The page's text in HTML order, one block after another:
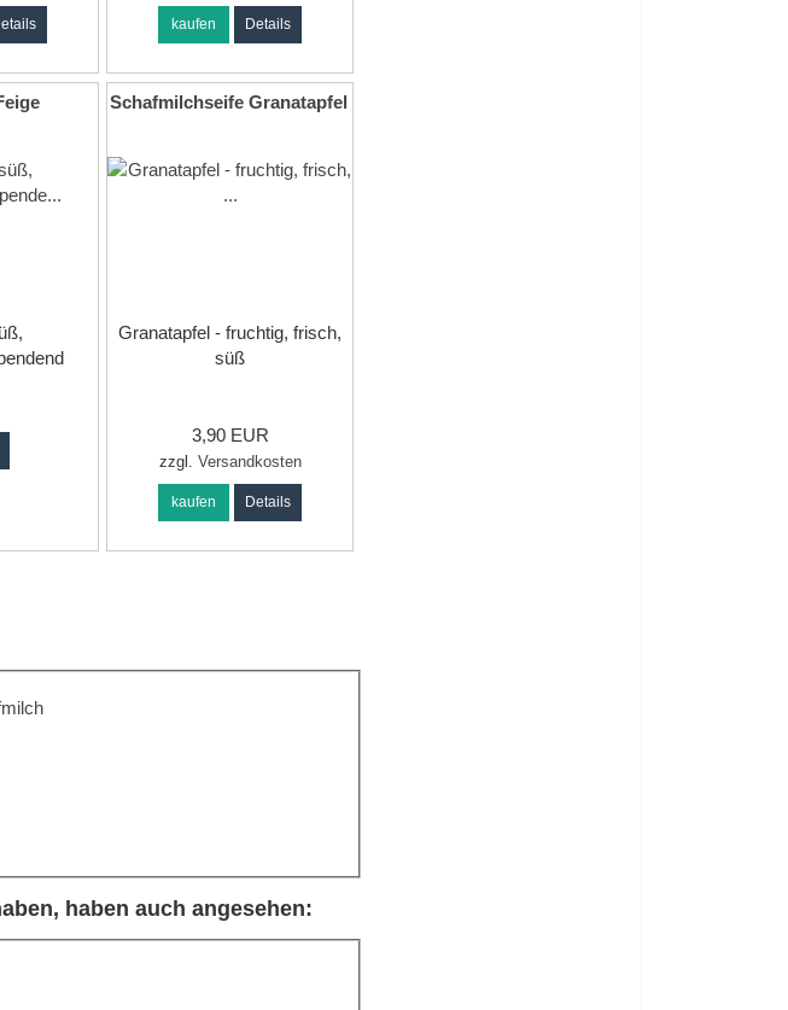
kaufen Details
Schafmilchseife Granatapfel
Granatapfel - fruchtig, frisch,
süß
3,90 EUR
zzgl. Versandkosten
kaufen Details
haben auch angesehen: